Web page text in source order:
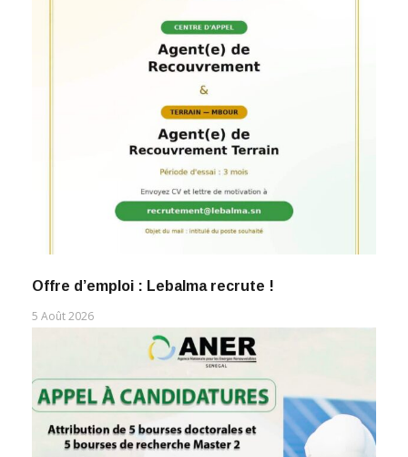
Offre d’emploi : Lebalma recrute !
5 Août 2026